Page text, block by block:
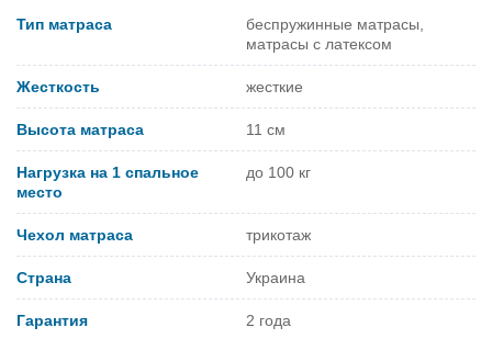
Тип матраса
беспружинные матрасы,
матрасы с латексом
Жесткость жесткие
Высота матраса 11 см
Нагрузка на 1 спальное
место
до 100 кг
Чехол матраса трикотаж
Страна Украина
Гарантия 2 года